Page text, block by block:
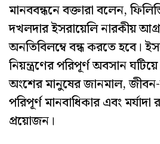
মানববন্ধনে বক্তারা বলেন,
দখলদার ইসরায়েলি নারকীয়
অনতিবিলম্বে বন্ধ করতে হবে।
নিয়ন্ত্রণের পরিপূর্ণ অবসান
অংশের মানুষের জানমাল, জীবন-
পরিপূর্ণ মানবাধিকার এবং মর্যাদা
প্রয়োজন।